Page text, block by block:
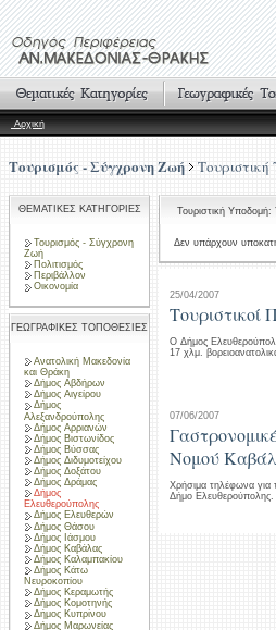
Αρχική
Τουρισμός - Σύγχρονη Ζωή
ΘΕΜΑΤΙΚΕΣ ΚΑΤΗΓΟΡΙΕΣ
Τουρισμός - Σύγχρονη
Ζωή
Πολιτισμός
Περιβάλλον
Οικονομία
ΓΕΩΓΡΑΦΙΚΕΣ ΤΟΠΟΘΕΣΙΕΣ
Ανατολική Μακεδονία
και Θράκη
Δήμος Αβδήρων
Δήμος Αιγείρου
Δήμος
Αλεξανδρούπολης
Δήμος Αρριανών
Δήμος Βιστωνίδος
Δήμος Βύσσας
Δήμος Διδυμοτείχου
Δήμος Δοξάτου
Δήμος Δράμας
Δήμος
Ελευθερούπολης
Δήμος Ελευθερών
Δήμος Θάσου
Δήμος Ιάσμου
Δήμος Καβάλας
Δήμος Καλαμπακίου
Δήμος Κάτω
Νευροκοπίου
Δήμος Κεραμωτής
Δήμος Κομοτηνής
Δήμος Κυπρίνου
Δήμος Μαρωνείας
Τουριστική
Δεν υπάρχουν
25/04/2007
Τουριστικοί
Ο Δήμος
17 χλμ.
07/06/2007
Νομού
Χρήσιμα τηλέφωνα για
Δήμο Ελευθερούπολης.